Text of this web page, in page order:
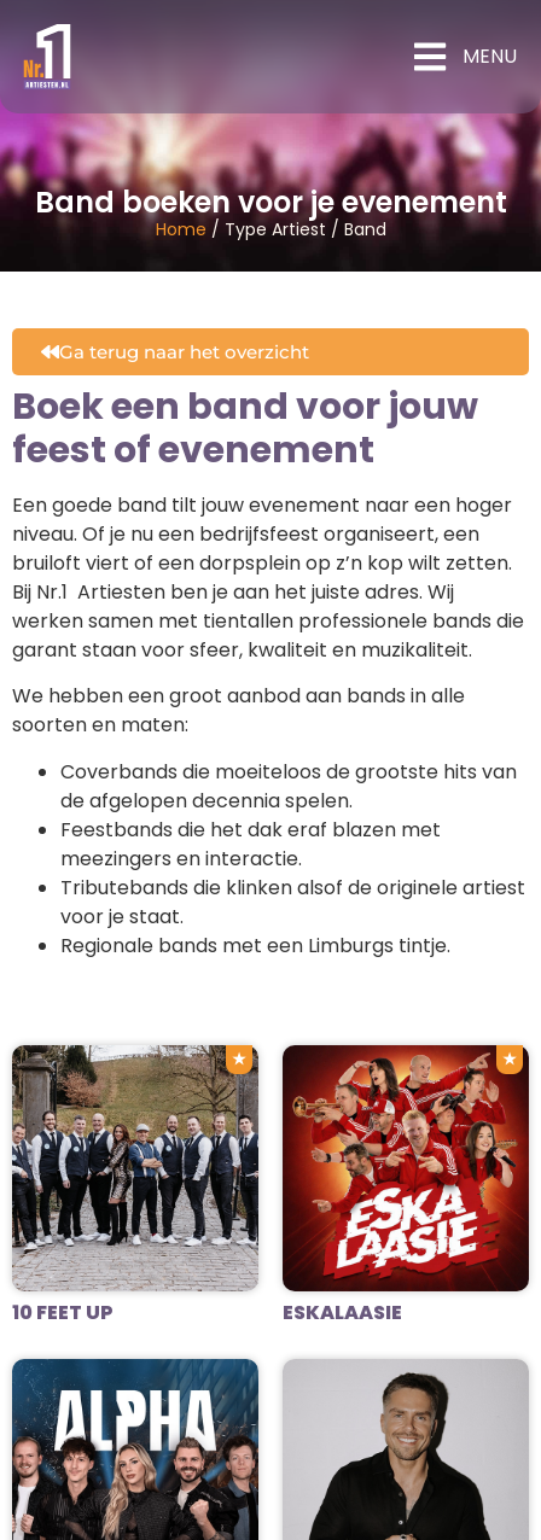
MENU
Home / Type Artiest / Band
Band boeken voor je evenement
Ga terug naar het overzicht
Boek een band voor jouw
feest of evenement
Een goede band tilt jouw evenement naar een hoger
niveau. Of je nu een bedrijfsfeest organiseert, een
bruiloft viert of een dorpsplein op z’n kop wilt zetten.
Bij Nr.1 Artiesten ben je aan het juiste adres. Wij
werken samen met tientallen professionele bands die
garant staan voor sfeer, kwaliteit en muzikaliteit.
We hebben een groot aanbod aan bands in alle
soorten en maten:
Coverbands die moeiteloos de grootste hits van
de afgelopen decennia spelen.
Feestbands die het dak eraf blazen met
meezingers en interactie.
Tributebands die klinken alsof de originele artiest
voor je staat.
Regionale bands met een Limburgs tintje.
★
10 FEET UP
★
ESKALAASIE